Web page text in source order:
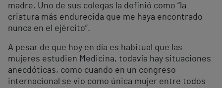
madre. Uno de sus colegas la definió como “la
criatura más endurecida que me haya encontrado
nunca en el ejército”.
A pesar de que hoy en día es habitual que las
mujeres estudien Medicina, todavía hay situaciones
anecdóticas, como cuando en un congreso
internacional se vio como única mujer entre todos